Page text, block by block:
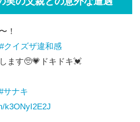
！
#クイズザ違和感
ます🥺💗ドキドキ💓
サナキ
k3ONyI2E2J